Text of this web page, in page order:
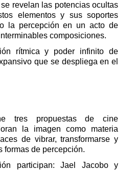
revelan las potencias ocultas
elementos y sus soportes
la percepción en un acto de
composiciones.
rítmica y poder infinito de
que se despliega en el
tres propuestas de cine
la imagen como materia
de vibrar, transformarse y
formas de percepción.
participan: Jael Jacobo y